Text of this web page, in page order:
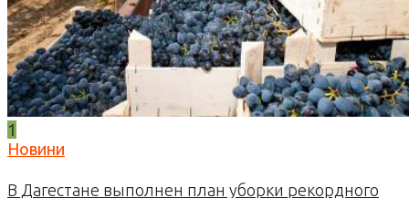
1
Новини
В Дагестане выполнен план уборки рекордного